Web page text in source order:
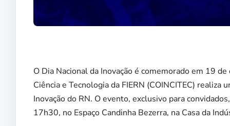
O Dia Nacional da Inovação é comemorado em 19
Ciência e Tecnologia da FIERN (COINCITEC)
Inovação do RN. O evento, exclusivo para
17h30, no Espaço Candinha Bezerra, na Casa da